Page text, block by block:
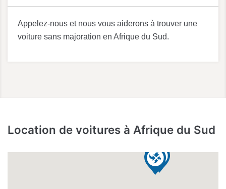
Appelez-nous et nous vous aiderons à trouver une
voiture sans majoration en Afrique du Sud.
Location de voitures à Afrique du Sud